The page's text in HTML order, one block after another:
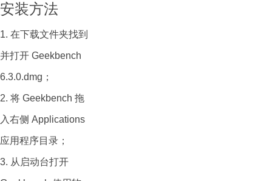
备或台式计算机将表
现如何？它与市场上
最新的设备相比如
何？立即使用
Geekbench 6来获取
答案。
Geekbench 6 包括更
新的CPU工作负载和
安装方法
1. 在下载文件夹找到
并打开 Geekbench
6.3.0.dmg；
2. 将 Geekbench 拖
入右侧 Applications
应用程序目录；
3. 从启动台打开